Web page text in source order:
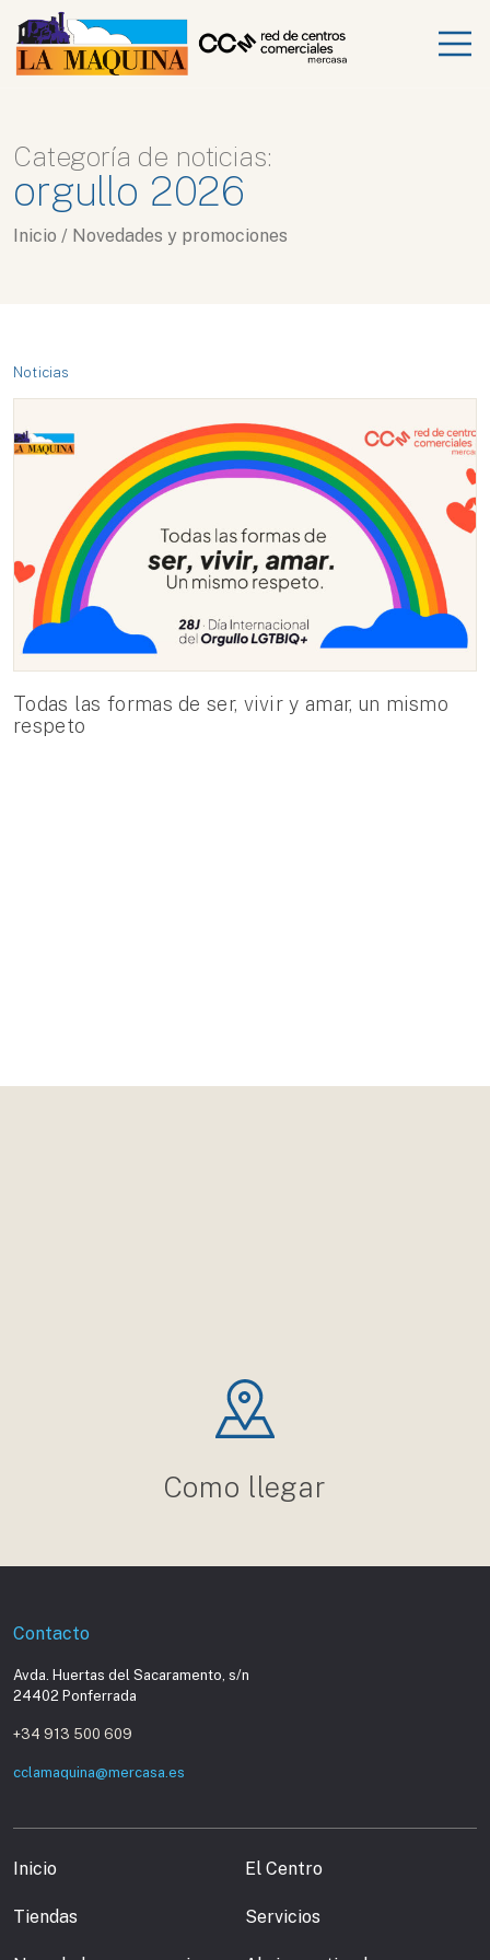
Categoría de noticias:
orgullo 2026
Inicio / Novedades y promociones
Noticias
Todas las formas de ser, vivir y amar, un mismo
respeto
Como llegar
Contacto
Avda. Huertas del Sacaramento, s/n
24402 Ponferrada
+34 913 500 609
cclamaquina@mercasa.es
Inicio El Centro
Tiendas Servicios